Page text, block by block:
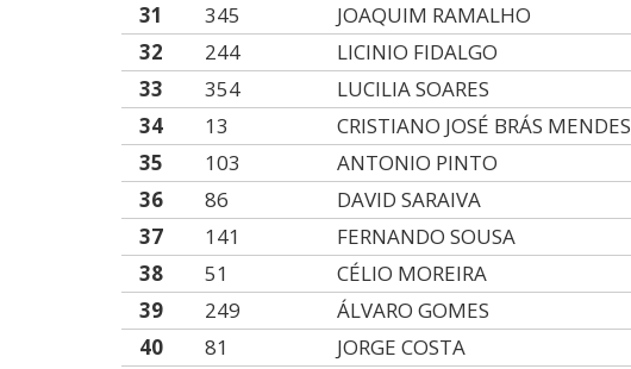
31
345 JOAQUIM RAMALHO
32
244 LICINIO FIDALGO
33
354 LUCILIA SOARES
34
13 CRISTIANO JOSÉ BRÁS MENDES
35
103 ANTONIO PINTO
36
86 DAVID SARAIVA
37
141 FERNANDO SOUSA
38
51 CÉLIO MOREIRA
39
249 ÁLVARO GOMES
40
81 JORGE COSTA